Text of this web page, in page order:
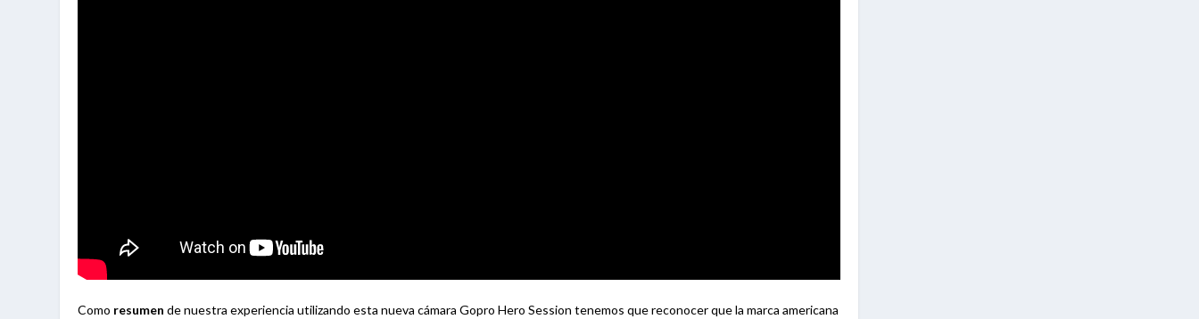
Como resumen de nuestra experiencia utilizando esta nueva cámara Gopro Hero Session tenemos que reconocer que la marca americana